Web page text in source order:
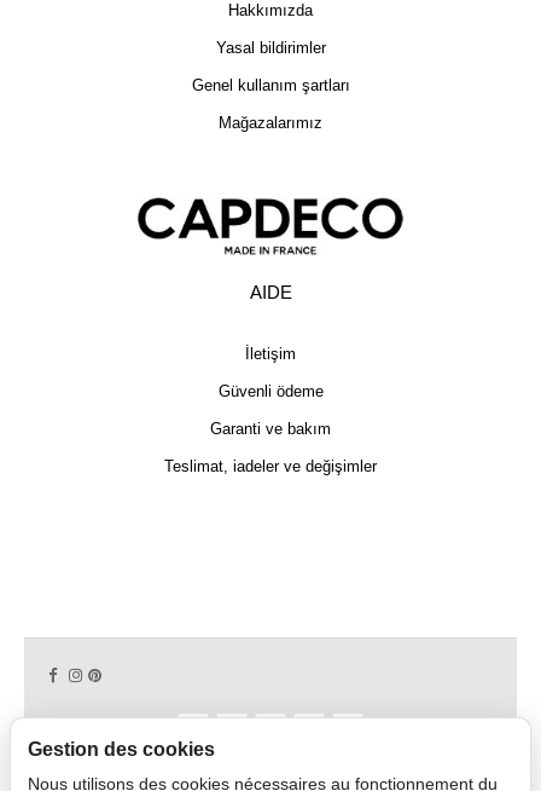
Hakkımızda
Yasal bildirimler
Genel kullanım şartları
Mağazalarımız
AIDE
İletişim
Güvenli ödeme
Garanti ve bakım
Teslimat, iadeler ve değişimler
Gestion des cookies
Nous utilisons des cookies nécessaires au fonctionnement du